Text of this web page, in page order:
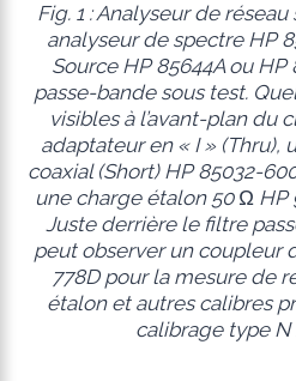
Fig. 1 : Analyseur de
analyseur de spectre HP
Source HP 85644A ou
passe-bande sous test.
visibles à l’avant-plan du
adaptateur en « I » (Thru),
coaxial (Short) HP 85032-
une charge étalon 50 Ω
Juste derrière le filtre
peut observer un coupleur
778D pour la mesure de
étalon et autres calibres
calibrage type N